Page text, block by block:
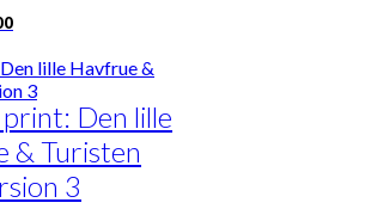
Prisinterval:
til
kr. 1.399,00
Dette
har
flere
varianter.
Mulighederne
kan
vælges
på
Den lille
& Turisten
3